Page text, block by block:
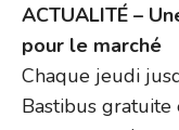
ACTUALITÉ –
pour le marché
Chaque jeudi
Bastibus